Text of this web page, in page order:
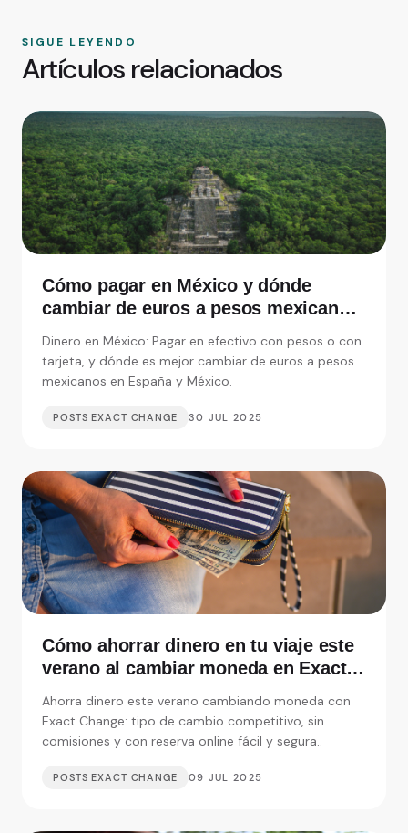
SIGUE LEYENDO
Artículos relacionados
Cómo pagar en México y dónde
cambiar de euros a pesos mexicanos
Dinero en México: Pagar en efectivo con pesos o con
tarjeta, y dónde es mejor cambiar de euros a pesos
mexicanos en España y México.
POSTS EXACT CHANGE 30 JUL 2025
Cómo ahorrar dinero en tu viaje este
verano al cambiar moneda en Exact
Ahorra dinero este verano cambiando moneda con
Exact Change: tipo de cambio competitivo, sin
comisiones y con reserva online fácil y segura..
POSTS EXACT CHANGE 09 JUL 2025